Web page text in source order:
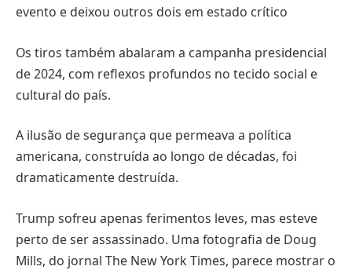
evento e deixou outros dois em estado crítico
Os tiros também abalaram a campanha presidencial
de 2024, com reflexos profundos no tecido social e
cultural do país.
A ilusão de segurança que permeava a política
americana, construída ao longo de décadas, foi
dramaticamente destruída.
Trump sofreu apenas ferimentos leves, mas esteve
perto de ser assassinado. Uma fotografia de Doug
Mills, do jornal The New York Times, parece mostrar o